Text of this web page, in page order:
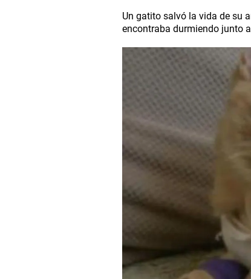
Un ​gatito salvó la vida de su
encontraba durmiendo junto